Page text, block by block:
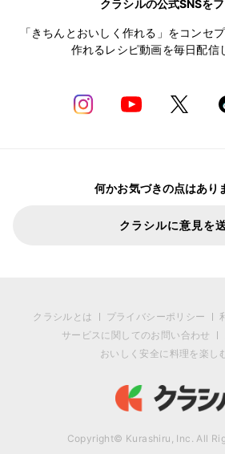
クラシルの公式SNSを
「きちんとおいしく作れる」をコンセ
作れるレシピ動画を毎日配信
何かお気づきの点はあり
クラシルに意見を
クラシルとは プライバシーポリシー
サービスに関してのお問い合わせ
おいしく安全に料理を楽し
Copyright© Kurashiru, Inc. All